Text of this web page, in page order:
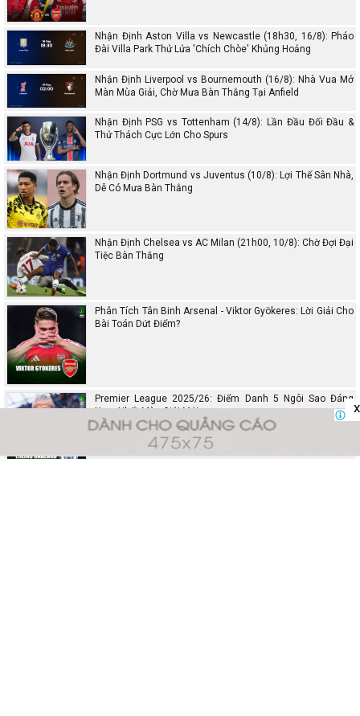
Nhận Định Aston Villa vs Newcastle (18h30, 16/8): Pháo
Đài Villa Park Thử Lửa 'Chích Chòe' Khủng Hoảng
Nhận Định Liverpool vs Bournemouth (16/8): Nhà Vua Mở
Màn Mùa Giải, Chờ Mưa Bàn Thắng Tại Anfield
Nhận Định PSG vs Tottenham (14/8): Lần Đầu Đối Đầu &
Thử Thách Cực Lớn Cho Spurs
Nhận Định Dortmund vs Juventus (10/8): Lợi Thế Sân Nhà,
Dễ Có Mưa Bàn Thắng
Nhận Định Chelsea vs AC Milan (21h00, 10/8): Chờ Đợi Đại
Tiệc Bàn Thắng
Phân Tích Tân Binh Arsenal - Viktor Gyökeres: Lời Giải Cho
Bài Toán Dứt Điểm?
Premier League 2025/26: Điểm Danh 5 Ngôi Sao Đáng
Xem Nhất Mùa Giải Mới
x